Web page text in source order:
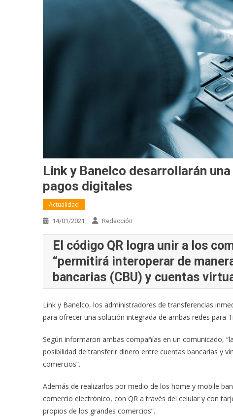
Link y Banelco desarrollarán
pagos digitales
Actualidad
14/01/2021 Redacción
El código QR logra unir a los
“permitirá interoperar de
bancarias (CBU) y cuentas
Link y Banelco, los administradores de transferencias
para ofrecer una solución integrada de ambas redes para
Según informaron ambas compañías en un comunicado,
posibilidad de transferir dinero entre cuentas bancarias y
comercios”.
Además de realizarlos por medio de los home y mobile
comercio electrónico, con QR a través del celular y con
propios de los grandes comercios”.